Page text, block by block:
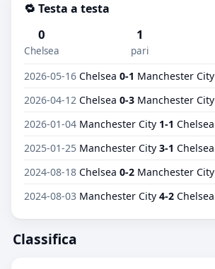
🔁 Testa a testa
0
Chelsea
1
pari
2026-05-16 Chelsea 0-1 Manchester City
2026-04-12 Chelsea 0-3 Manchester City
2026-01-04 Manchester City 1-1 Chelsea
2025-01-25 Manchester City 3-1 Chelsea
2024-08-18 Chelsea 0-2 Manchester City
2024-08-03 Manchester City 4-2 Chelsea
Classifica